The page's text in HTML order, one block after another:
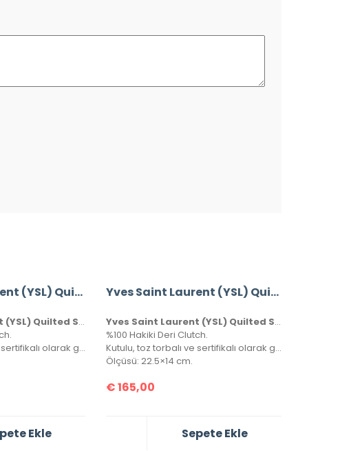
Yves Saint Laurent (YSL) Quilted Shoulder Bag
Yves Saint Laurent (YSL) Quilted Shoulder Bag
Kutulu, toz torbalı ve sertifikalı olarak gönderilecektir.
Ekle
Yves Saint Laurent (YSL) Quilted Shoulder Bag
Yves Saint Laurent (YSL) Quilted Shoulder Bag
%100 Hakiki Deri Clutch.
Kutulu, toz torbalı ve sertifikalı olarak gönderilecektir.
Ölçüsü: 22.5×14 cm.
€165,00
Sepete Ekle